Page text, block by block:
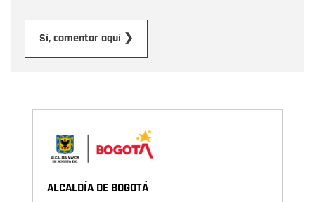
Sí, comentar aquí ❯
ALCALDÍA DE BOGOTÁ